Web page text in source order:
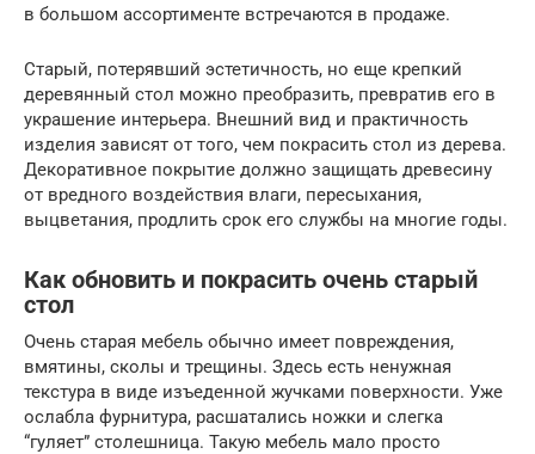
в большом ассортименте встречаются в продаже.
Старый, потерявший эстетичность, но еще крепкий
деревянный стол можно преобразить, превратив его в
украшение интерьера. Внешний вид и практичность
изделия зависят от того, чем покрасить стол из дерева.
Декоративное покрытие должно защищать древесину
от вредного воздействия влаги, пересыхания,
выцветания, продлить срок его службы на многие годы.
Как обновить и покрасить очень старый
стол
Очень старая мебель обычно имеет повреждения,
вмятины, сколы и трещины. Здесь есть ненужная
текстура в виде изъеденной жучками поверхности. Уже
ослабла фурнитура, расшатались ножки и слегка
“гуляет” столешница. Такую мебель мало просто